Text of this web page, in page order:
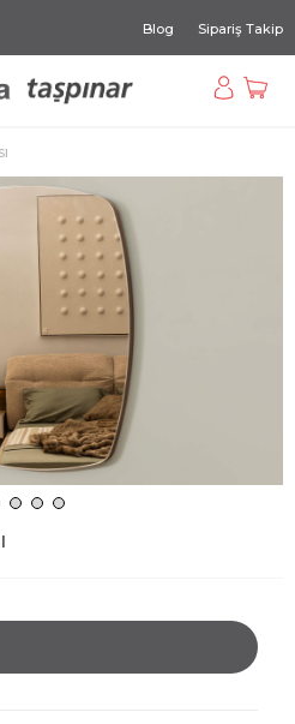
Blog Sipariş Takip